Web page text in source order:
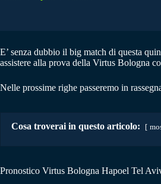
E’ senza dubbio il big match di questa
assistere alla prova della Virtus Bologna
Nelle prossime righe passeremo in
Cosa troverai in questo articolo:
Pronostico Virtus Bologna Hapoel Tel